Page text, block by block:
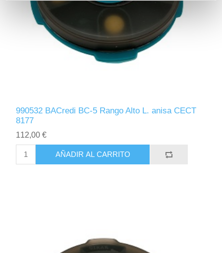
990532 BACredi BC-5 Rango Alto L. anisa CECT
8177
112,00 €
AÑADIR AL CARRITO